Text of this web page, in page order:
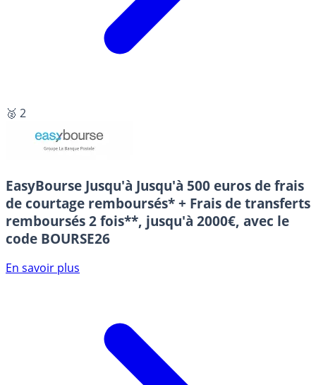
🥈 2
EasyBourse Jusqu'à Jusqu'à 500 euros de frais
de courtage remboursés* + Frais de transferts
remboursés 2 fois**, jusqu'à 2000€, avec le
code BOURSE26
En savoir plus